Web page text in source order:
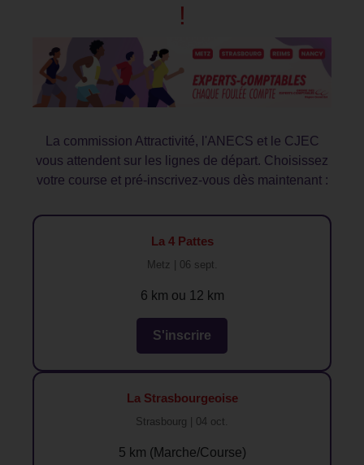
!
La commission Attractivité, l'ANECS et le CJEC
vous attendent sur les lignes de départ. Choisissez
votre course et pré-inscrivez-vous dès maintenant :
La 4 Pattes
Metz | 06 sept.
6 km ou 12 km
S'inscrire
La Strasbourgeoise
Strasbourg | 04 oct.
5 km (Marche/Course)